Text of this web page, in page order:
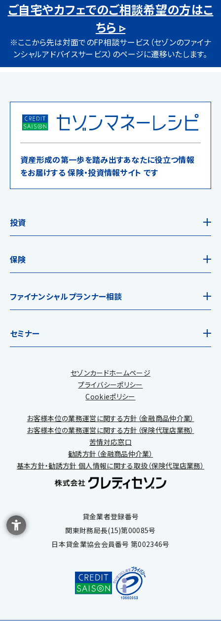
ご自宅やカフェでのご相談希望の方はこ
ちら ▹
※ここから先は対面でのFP相談サービス（セゾンのファイナ
ンシャルアドバイスサービス）のページに遷移いたします。
資産形成の第一歩を踏み出すあなたに役立つ情報
をお届けする 保険・投資情報サイト です
投資
保険
ファイナンシャルプランナー相談
セミナー
貸金業者登録番号
関東財務局長(15)第00085号
日本貸金業協会会員番号 第002346号
セゾンカードホームページ
プライバシーポリシー
Cookieポリシー
お客様本位の業務運営に関する方針（金融商品仲介業）
お客様本位の業務運営に関する方針（保険代理店業務）
苦情対応窓口
勧誘方針（金融商品仲介業）
基本方針・勧誘方針 個人情報に関する取扱（保険代理店業務）